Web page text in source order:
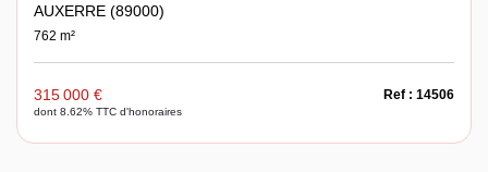
AUXERRE (89000)
762 m²
315 000 €
dont 8.62% TTC d'honoraires
Ref : 14506